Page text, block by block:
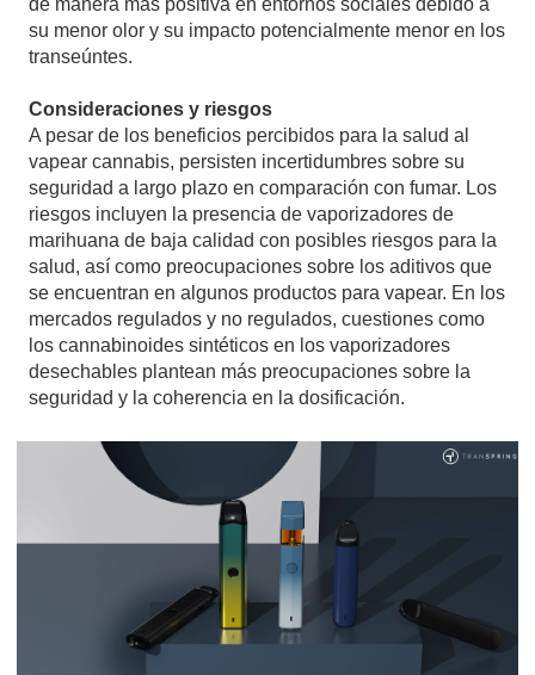
de manera más positiva en entornos sociales debido a
su menor olor y su impacto potencialmente menor en los
transeúntes.
Consideraciones y riesgos
A pesar de los beneficios percibidos para la salud al
vapear cannabis, persisten incertidumbres sobre su
seguridad a largo plazo en comparación con fumar. Los
riesgos incluyen la presencia de vaporizadores de
marihuana de baja calidad con posibles riesgos para la
salud, así como preocupaciones sobre los aditivos que
se encuentran en algunos productos para vapear. En los
mercados regulados y no regulados, cuestiones como
los cannabinoides sintéticos en los vaporizadores
desechables plantean más preocupaciones sobre la
seguridad y la coherencia en la dosificación.